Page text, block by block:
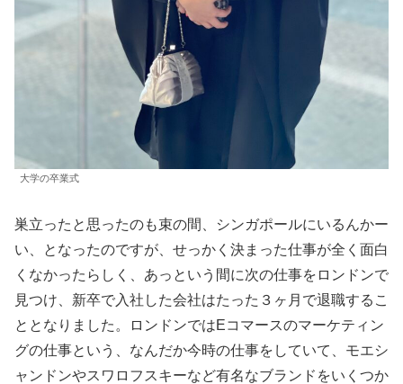
大学の卒業式
巣立ったと思ったのも束の間、シンガポールにいるんかー
い、となったのですが、せっかく決まった仕事が全く面白
くなかったらしく、あっという間に次の仕事をロンドンで
見つけ、新卒で入社した会社はたった３ヶ月で退職するこ
ととなりました。ロンドンではEコマースのマーケティン
グの仕事という、なんだか今時の仕事をしていて、モエシ
ャンドンやスワロフスキーなど有名なブランドをいくつか